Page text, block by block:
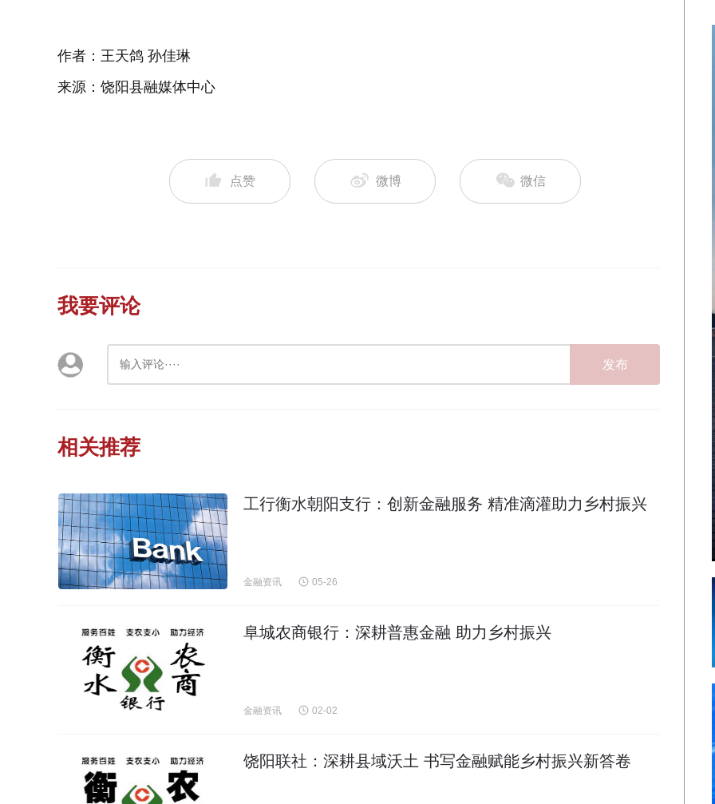
作者：王天鸽 孙佳琳
来源：饶阳县融媒体中心
点赞 微博 微信
我要评论
发布
相关推荐
工行衡水朝阳支行：创新金融服务 精准滴灌助力乡村振兴
金融资讯 05-26
阜城农商银行：深耕普惠金融 助力乡村振兴
金融资讯 02-02
饶阳联社：深耕县域沃土 书写金融赋能乡村振兴新答卷